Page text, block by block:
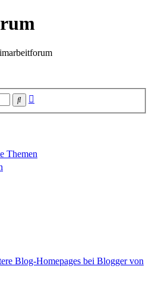
Suche
Themen
Blog-Homepages bei Blogger von